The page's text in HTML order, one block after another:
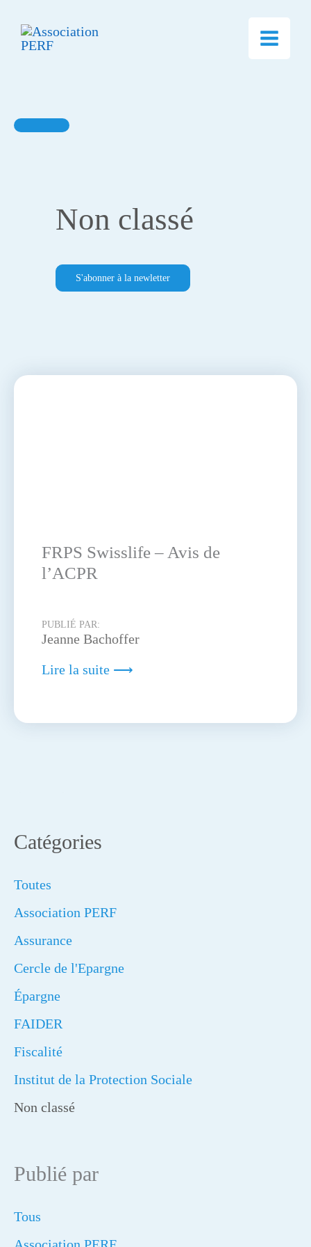
contenu
Non classé
S'abonner à la newletter
FRPS Swisslife – Avis de
l’ACPR
PUBLIÉ PAR:
Jeanne Bachoffer
Lire la suite ⟶
Catégories
Toutes
Association PERF
Assurance
Cercle de l'Epargne
Épargne
FAIDER
Fiscalité
Institut de la Protection Sociale
Non classé
Publié par
Tous